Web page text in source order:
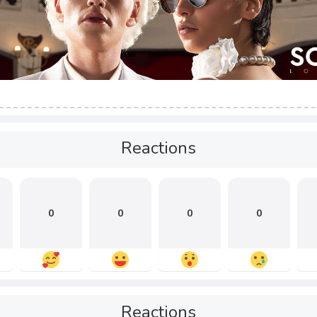
Reactions
0 0 0 0
Reactions